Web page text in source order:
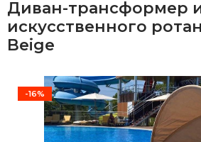
Диван-трансформер
искусственного
Beige
-16%